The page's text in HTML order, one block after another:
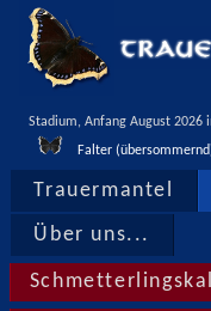
Stadium, Anfang August 2026
Falter
Trauermantel
Über uns...